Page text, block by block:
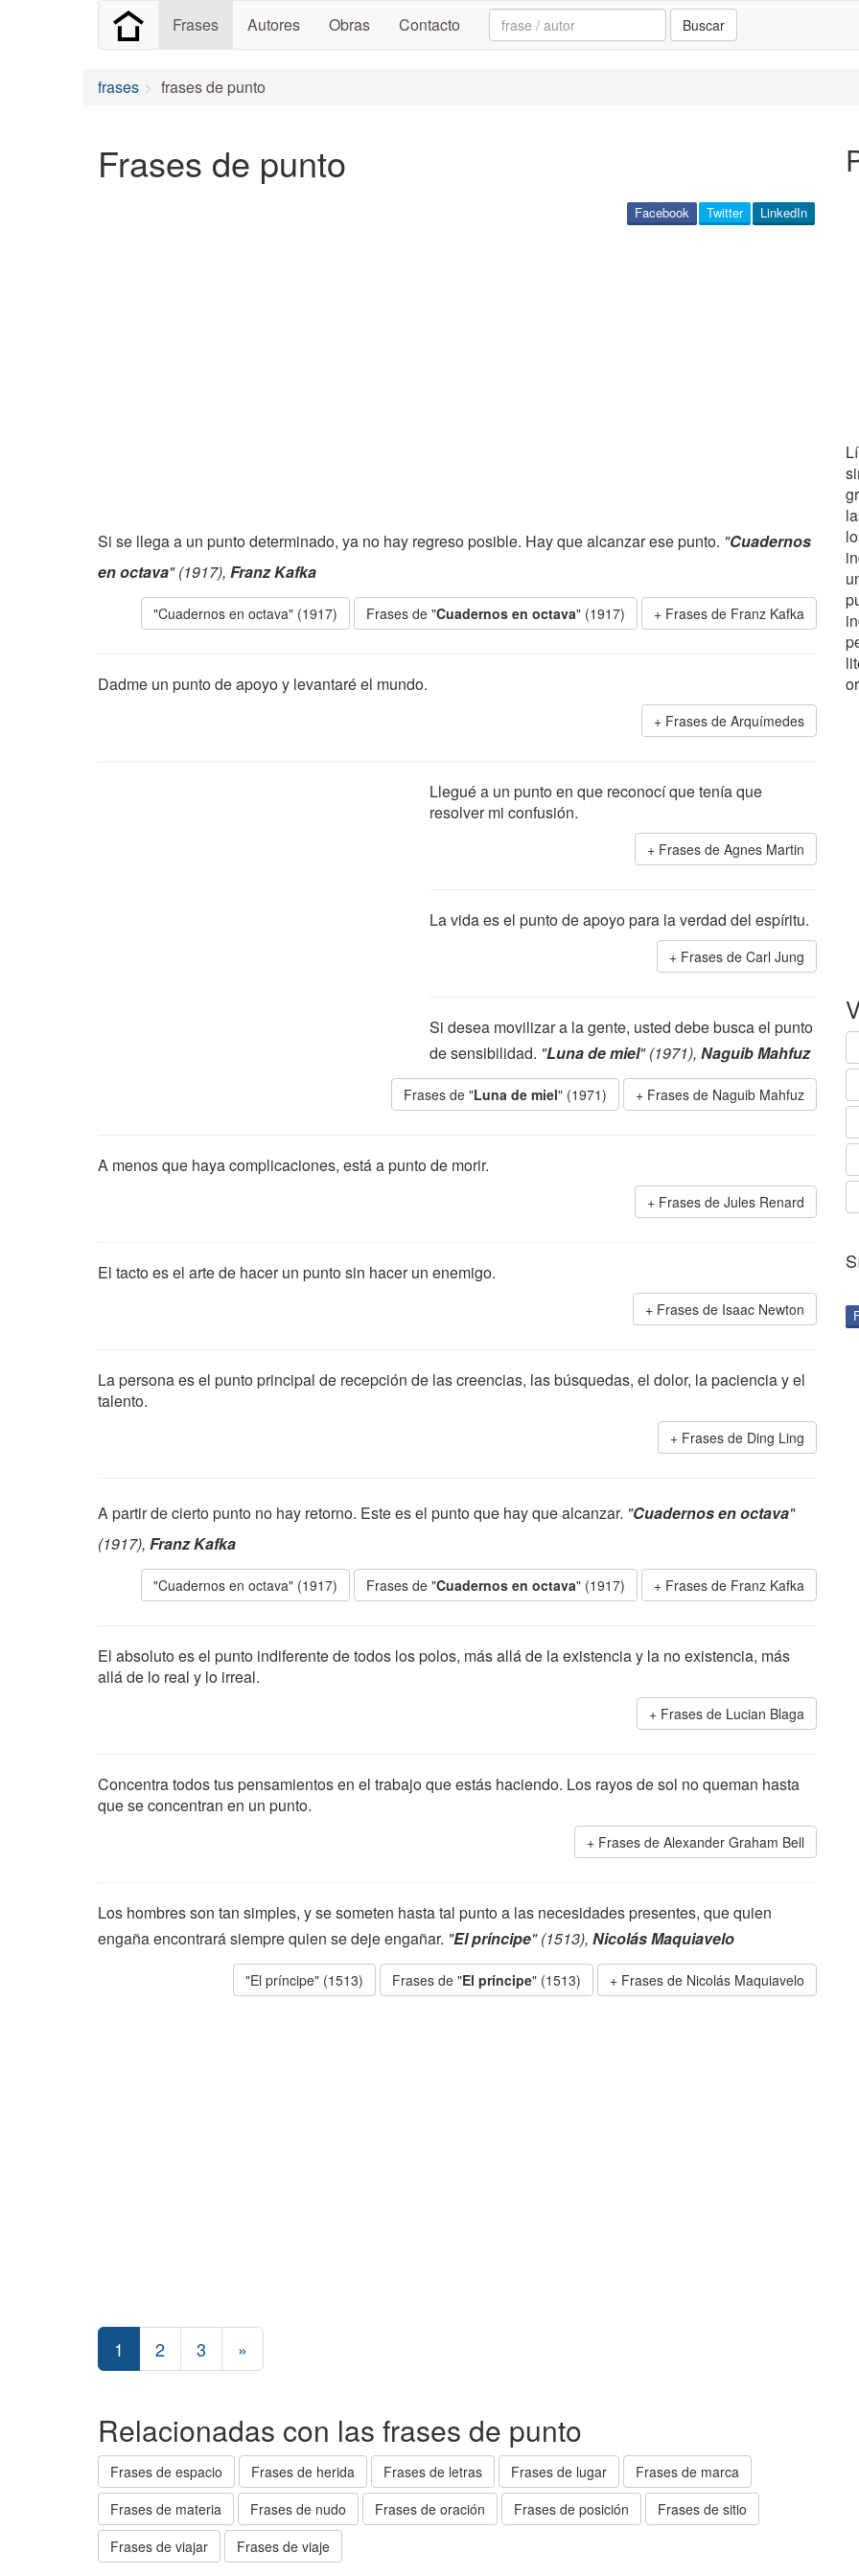
Frases Autores Obras Contacto Search: Buscar
frases frases de punto
Frases de punto
LinkedIn
Twitter
Facebook
Si se llega a un punto determinado, ya no hay regreso posible. Hay que alcanzar ese punto. "Cuadernos
en octava" (1917), Franz Kafka
"Cuadernos en octava" (1917) Frases de "Cuadernos en octava" (1917) Frases de Franz Kafka
Dadme un punto de apoyo y levantaré el mundo.
Frases de Arquímedes
Llegué a un punto en que reconocí que tenía que
resolver mi confusión.
Frases de Agnes Martin
La vida es el punto de apoyo para la verdad del espíritu.
Frases de Carl Jung
Si desea movilizar a la gente, usted debe busca el punto
de sensibilidad. "Luna de miel" (1971), Naguib Mahfuz
Frases de "Luna de miel" (1971) Frases de Naguib Mahfuz
A menos que haya complicaciones, está a punto de morir.
Frases de Jules Renard
El tacto es el arte de hacer un punto sin hacer un enemigo.
Frases de Isaac Newton
La persona es el punto principal de recepción de las creencias, las búsquedas, el dolor, la paciencia y el
talento.
Frases de Ding Ling
A partir de cierto punto no hay retorno. Este es el punto que hay que alcanzar. "Cuadernos en octava"
(1917), Franz Kafka
"Cuadernos en octava" (1917) Frases de "Cuadernos en octava" (1917) Frases de Franz Kafka
El absoluto es el punto indiferente de todos los polos, más allá de la existencia y la no existencia, más
allá de lo real y lo irreal.
Frases de Lucian Blaga
Concentra todos tus pensamientos en el trabajo que estás haciendo. Los rayos de sol no queman hasta
que se concentran en un punto.
Frases de Alexander Graham Bell
Los hombres son tan simples, y se someten hasta tal punto a las necesidades presentes, que quien
engaña encontrará siempre quien se deje engañar. "El príncipe" (1513), Nicolás Maquiavelo
"El príncipe" (1513) Frases de "El príncipe" (1513) Frases de Nicolás Maquiavelo
1 2 3 »
Relacionadas con las frases de punto
Frases de espacio Frases de herida Frases de letras Frases de lugar
Frases de marca
Frases de materia
Frases de nudo Frases de oración Frases de posición
Frases de sitio
Frases de viajar
Frases de viaje